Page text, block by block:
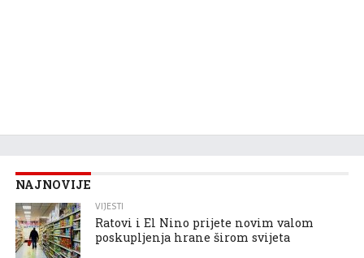
NAJNOVIJE
VIJESTI
Ratovi i El Nino prijete novim valom
poskupljenja hrane širom svijeta